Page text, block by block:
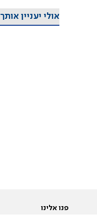
אולי יעניין אותך
פנו אלינו